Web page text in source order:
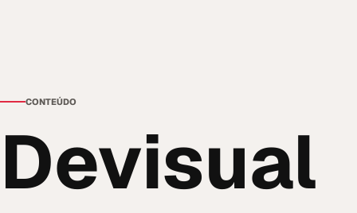
CONTEÚDO
Devisual